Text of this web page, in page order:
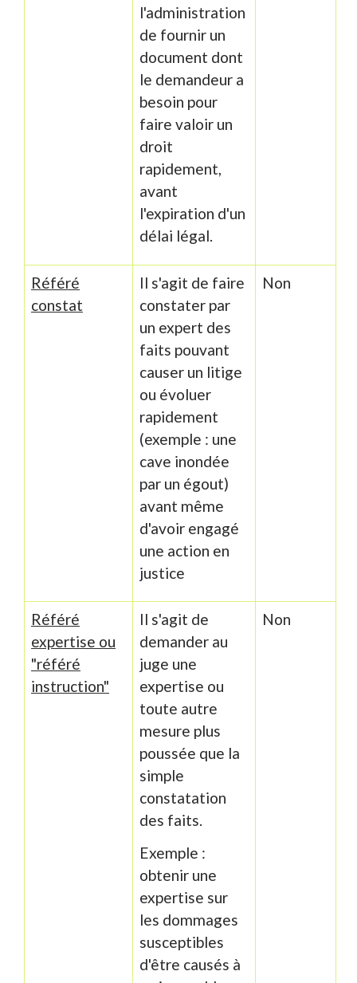
l'administration
de fournir un
document dont
le demandeur a
besoin pour
faire valoir un
droit
rapidement,
avant
l'expiration d'un
délai légal.
Référé
constat
Il s'agit de faire
constater par
un expert des
faits pouvant
causer un litige
ou évoluer
rapidement
(exemple : une
cave inondée
par un égout)
avant même
d'avoir engagé
une action en
justice
Non
Référé
expertise ou
"référé
instruction"
Il s'agit de
demander au
juge une
expertise ou
toute autre
mesure plus
poussée que la
simple
constatation
des faits.
Exemple :
obtenir une
expertise sur
les dommages
susceptibles
d'être causés à
Non